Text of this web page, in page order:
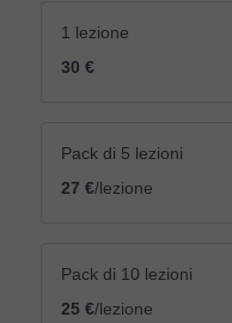
1 lezione
30 €
Pack di 5 lezioni
27 €/lezione
Pack di 10 lezioni
25 €/lezione